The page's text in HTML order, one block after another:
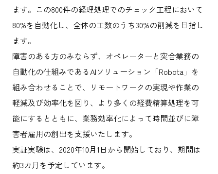
ます。この800件の経理処理でのチェック工程において
80%を自動化し、全体の工数のうち30%の削減を目指し
ます。
障害のある方のみならず、オペレーターと突合業務の
自動化の仕組みであるAIソリューション「Robota」を
組み合わせることで、リモートワークの実現や作業の
軽減及び効率化を図り、より多くの経費精算処理を可
能にするとともに、業務効率化によって時間並びに障
害者雇用の創出を支援いたします。
実証実験は、2020年10月1日から開始しており、期間は
約3カ月を予定しています。